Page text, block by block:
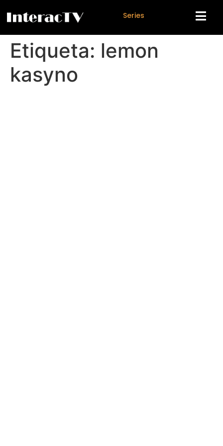
Series
Etiqueta: lemon
kasyno